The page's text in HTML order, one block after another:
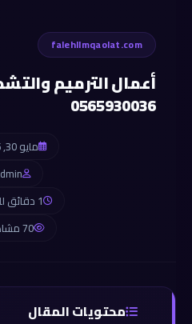
falehllmqaolat.com
أعمال الترميم
0565930036
مايو 30, 2026
1 دقائق للقراءة
70 مشاهدة
محتويات المقال